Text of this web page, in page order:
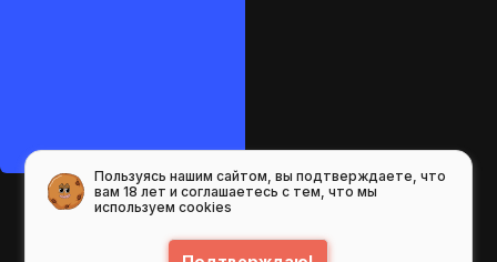
Пользуясь нашим сайтом, вы подтверждаете, что
вам 18 лет и соглашаетесь с тем, что мы
используем cookies